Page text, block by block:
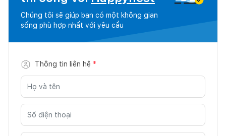
Chúng tôi sẽ giúp bạn có một không gian
sống phù hợp nhất với yêu cầu
Thông tin liên hệ *